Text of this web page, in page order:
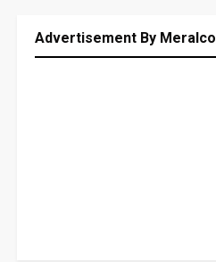
Advertisement By Meralco